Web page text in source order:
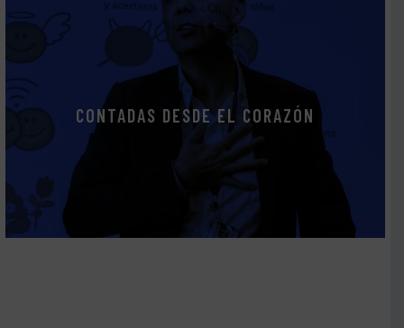
CONTADAS DESDE EL CORAZÓN